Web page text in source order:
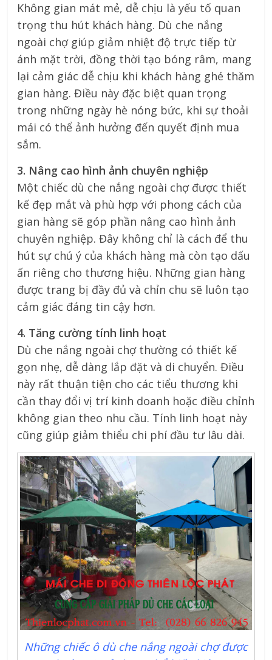
Không gian mát mẻ, dễ chịu là yếu tố quan
trọng thu hút khách hàng. Dù che nắng
ngoài chợ giúp giảm nhiệt độ trực tiếp từ
ánh mặt trời, đồng thời tạo bóng râm, mang
lại cảm giác dễ chịu khi khách hàng ghé thăm
gian hàng. Điều này đặc biệt quan trọng
trong những ngày hè nóng bức, khi sự thoải
mái có thể ảnh hưởng đến quyết định mua
sắm.
3. Nâng cao hình ảnh chuyên nghiệp
Một chiếc dù che nắng ngoài chợ được thiết
kế đẹp mắt và phù hợp với phong cách của
gian hàng sẽ góp phần nâng cao hình ảnh
chuyên nghiệp. Đây không chỉ là cách để thu
hút sự chú ý của khách hàng mà còn tạo dấu
ấn riêng cho thương hiệu. Những gian hàng
được trang bị đầy đủ và chỉn chu sẽ luôn tạo
cảm giác đáng tin cậy hơn.
4. Tăng cường tính linh hoạt
Dù che nắng ngoài chợ thường có thiết kế
gọn nhẹ, dễ dàng lắp đặt và di chuyển. Điều
này rất thuận tiện cho các tiểu thương khi
cần thay đổi vị trí kinh doanh hoặc điều chỉnh
không gian theo nhu cầu. Tính linh hoạt này
cũng giúp giảm thiểu chi phí đầu tư lâu dài.
Những chiếc ô dù che nắng ngoài chợ được